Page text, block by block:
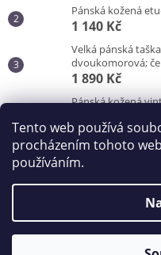
Tento web používá
procházením tohoto
používáním.
Pánská kožená
1 140 Kč
Velká pánská
dvoukomorová;
1 890 Kč
Pánská kožená
3 100 Kč
Copyright 2026